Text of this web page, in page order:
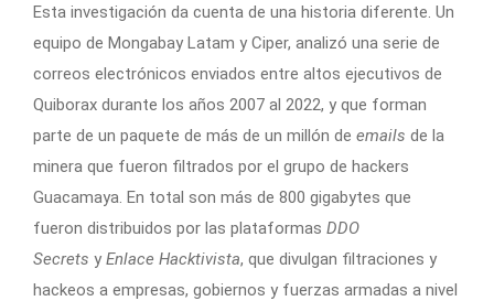
Esta investigación da cuenta de una historia diferente. Un
equipo de Mongabay Latam y Ciper, analizó una serie de
correos electrónicos enviados entre altos ejecutivos de
Quiborax durante los años 2007 al 2022, y que forman
parte de un paquete de más de un millón de emails de la
minera que fueron filtrados por el grupo de hackers
Guacamaya. En total son más de 800 gigabytes que
fueron distribuidos por las plataformas DDO
Secrets y Enlace Hacktivista, que divulgan filtraciones y
hackeos a empresas, gobiernos y fuerzas armadas a nivel